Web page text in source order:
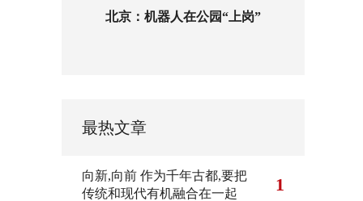
北京：机器人在公园“上岗”
最热文章
向新,向前 作为千年古都,要把
传统和现代有机融合在一起
1